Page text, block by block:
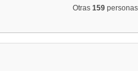
Otras 159